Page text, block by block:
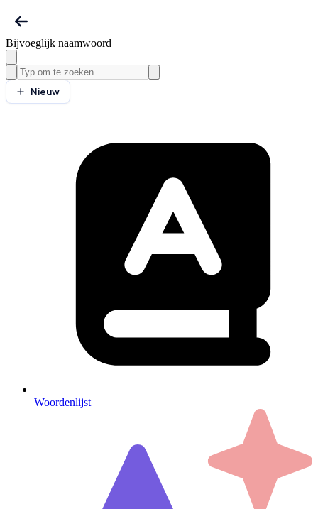
Bijvoeglijk naamwoord
Nieuw
Woordenlijst